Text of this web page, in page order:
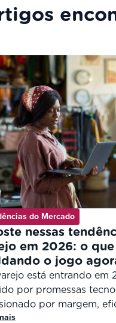
do Mercado
nessas
em 2026: o que
o jogo
está entrando em
por promessas
por margem,
O